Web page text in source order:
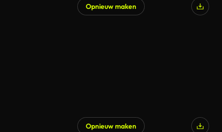
Opnieuw maken
Opnieuw maken